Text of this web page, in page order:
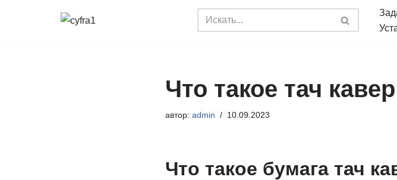
Что такое тач
автор: admin 10.09.2023
Что такое бумага тач